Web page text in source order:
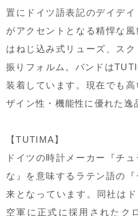
置にドイツ語表記のデイデ
がアクセントとなる精悍な
はねじ込み式リューズ、ス
振りフォルム。バンドは
装着しています。現在でも
ザイン性・機能性に優れた逸
【TUTIMA】
ドイツの時計メーカー『チ
な』を意味するラテン語の
来となっています。同社は
空軍に正式に採用されたク